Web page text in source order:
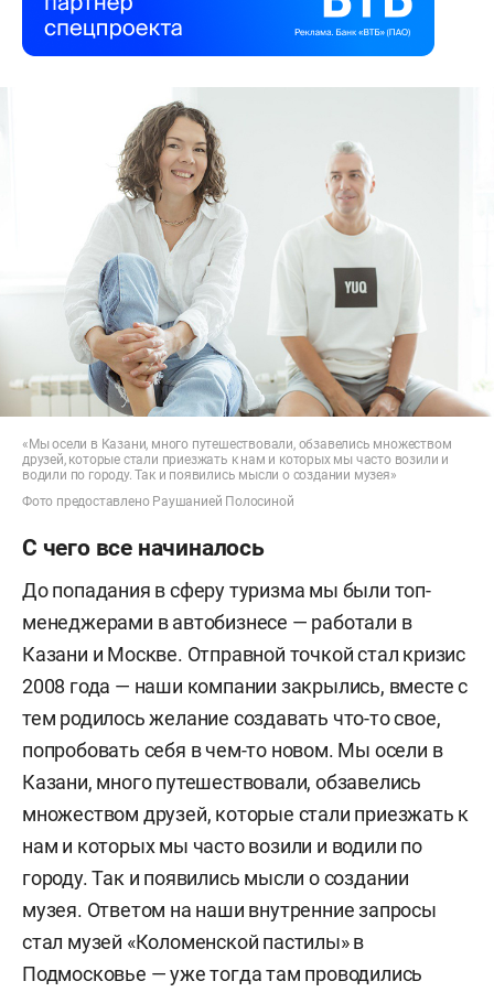
«Мы осели в Казани, много путешествовали, обзавелись множеством
друзей, которые стали приезжать к нам и которых мы часто возили и
водили по городу. Так и появились мысли о создании музея»
Фото предоставлено Раушанией Полосиной
С чего все начиналось
До попадания в сферу туризма мы были топ-
менеджерами в автобизнесе — работали в
Казани и Москве. Отправной точкой стал кризис
2008 года — наши компании закрылись, вместе с
тем родилось желание создавать что-то свое,
попробовать себя в чем-то новом. Мы осели в
Казани, много путешествовали, обзавелись
множеством друзей, которые стали приезжать к
нам и которых мы часто возили и водили по
городу. Так и появились мысли о создании
музея. Ответом на наши внутренние запросы
стал музей «Коломенской пастилы» в
Подмосковье — уже тогда там проводились